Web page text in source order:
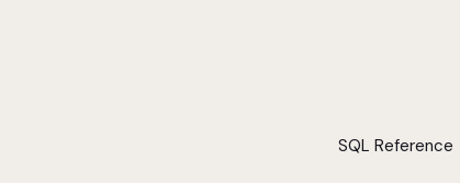
SQL Reference